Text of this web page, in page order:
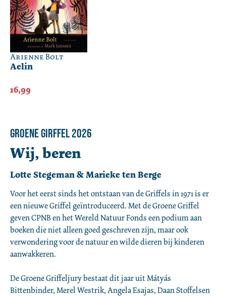
Arienne Bolt
Aelin
16,99
GROENE GIRFFEL 2026
Wij, beren
Lotte Stegeman & Marieke ten Berge
Voor het eerst sinds het ontstaan van de Griffels in 1971 is er
een nieuwe Griffel geïntroduceerd. Met de Groene Griffel
geven CPNB en het Wereld Natuur Fonds een podium aan
boeken die niet alleen goed geschreven zijn, maar ook
verwondering voor de natuur en wilde dieren bij kinderen
aanwakkeren.
De Groene Griffeljury bestaat dit jaar uit Mátyás
Bittenbinder, Merel Westrik, Angela Esajas, Daan Stoffelsen